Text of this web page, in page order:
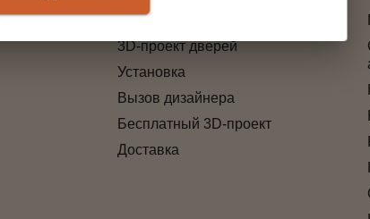
Замер
3D-проект дверей
Установка
Вызов дизайнера
Бесплатный 3D-проект
Доставка